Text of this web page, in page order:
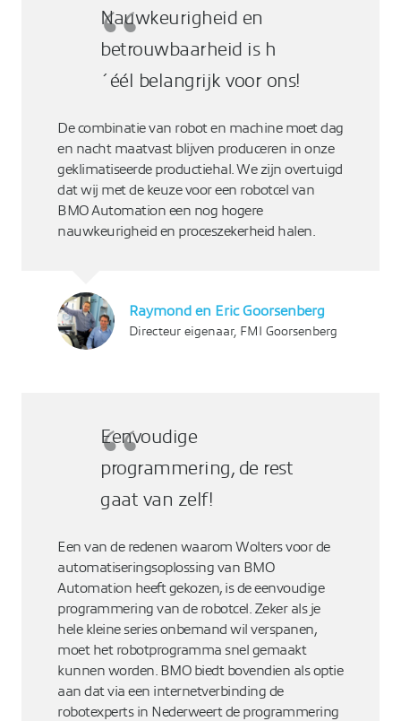
Nauwkeurigheid en
betrouwbaarheid is h
´éél belangrijk voor ons!
De combinatie van robot en machine moet dag
en nacht maatvast blijven produceren in onze
geklimatiseerde productiehal. We zijn overtuigd
dat wij met de keuze voor een robotcel van
BMO Automation een nog hogere
nauwkeurigheid en proceszekerheid halen.
Raymond en Eric Goorsenberg
Directeur eigenaar, FMI Goorsenberg
Eenvoudige
programmering, de rest
gaat van zelf!
Een van de redenen waarom Wolters voor de
automatiseringsoplossing van BMO
Automation heeft gekozen, is de eenvoudige
programmering van de robotcel. Zeker als je
hele kleine series onbemand wil verspanen,
moet het robotprogramma snel gemaakt
kunnen worden. BMO biedt bovendien als optie
aan dat via een internetverbinding de
robotexperts in Nederweert de programmering